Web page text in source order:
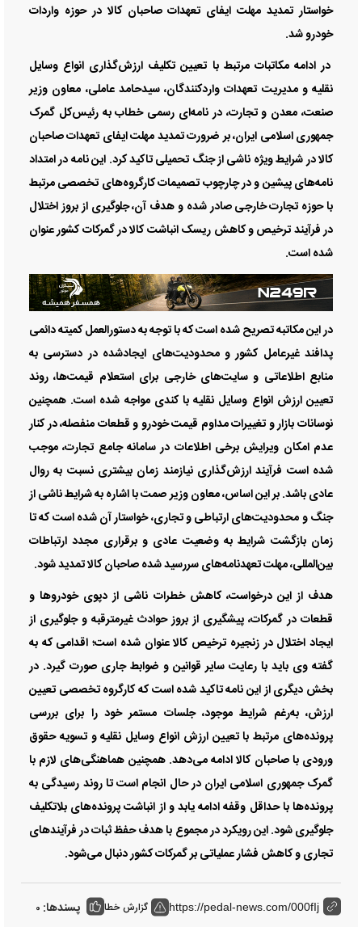
خواستار تمدید مهلت ایفای تعهدات صاحبان کالا در حوزه واردات
خودرو شد.
در ادامه مکاتبات مرتبط با تعیین تکلیف ارزش‌گذاری انواع وسایل
نقلیه و مدیریت تعهدات واردکنندگان، سیدحامد عاملی، معاون وزیر
صنعت، معدن و تجارت، در نامه‌ای رسمی خطاب به رئیس‌کل گمرک
جمهوری اسلامی ایران، بر ضرورت تمدید مهلت ایفای تعهدات صاحبان
کالا در شرایط ویژه ناشی از جنگ تحمیلی تاکید کرد. این نامه در امتداد
نامه‌های پیشین و در چارچوب تصمیمات کارگروه‌های تخصصی مرتبط
با حوزه تجارت خارجی صادر شده و هدف آن، جلوگیری از بروز اختلال
در فرآیند ترخیص و کاهش ریسک انباشت کالا در گمرکات کشور عنوان
شده است.
در این مکاتبه تصریح شده است که با توجه به دستورالعمل کمیته دائمی
پدافند غیرعامل کشور و محدودیت‌های ایجادشده در دسترسی به
منابع اطلاعاتی و سایت‌های خارجی برای استعلام قیمت‌ها، روند
تعیین ارزش انواع وسایل نقلیه با کندی مواجه شده است. همچنین
نوسانات بازار و تغییرات مداوم قیمت خودرو و قطعات منفصله، در کنار
عدم امکان ویرایش برخی اطلاعات در سامانه جامع تجارت، موجب
شده است فرآیند ارزش‌گذاری نیازمند زمان بیشتری نسبت به روال
عادی باشد. بر این اساس، معاون وزیر صمت با اشاره به شرایط ناشی از
جنگ و محدودیت‌های ارتباطی و تجاری، خواستار آن شده است که تا
زمان بازگشت شرایط به وضعیت عادی و برقراری مجدد ارتباطات
بین‌المللی، مهلت تعهدنامه‌های سررسید شده صاحبان کالا تمدید شود.
هدف از این درخواست، کاهش خطرات ناشی از دپوی خودرو‌ها و
قطعات در گمرکات، پیشگیری از بروز حوادث غیرمترقبه و جلوگیری از
ایجاد اختلال در زنجیره ترخیص کالا عنوان شده است؛ اقدامی که به
گفته وی باید با رعایت سایر قوانین و ضوابط جاری صورت گیرد. در
بخش دیگری از این نامه تاکید شده است که کارگروه تخصصی تعیین
ارزش، به‌رغم شرایط موجود، جلسات مستمر خود را برای بررسی
پرونده‌های مرتبط با تعیین ارزش انواع وسایل نقلیه و تسویه حقوق
ورودی با صاحبان کالا ادامه می‌دهد. همچنین هماهنگی‌های لازم با
گمرک جمهوری اسلامی ایران در حال انجام است تا روند رسیدگی به
پرونده‌ها با حداقل وقفه ادامه یابد و از انباشت پرونده‌های بلاتکلیف
جلوگیری شود. این رویکرد در مجموع با هدف حفظ ثبات در فرآیند‌های
تجاری و کاهش فشار عملیاتی بر گمرکات کشور دنبال می‌شود.
https://pedal-news.com/000fIj گزارش خطا پسندها: 0